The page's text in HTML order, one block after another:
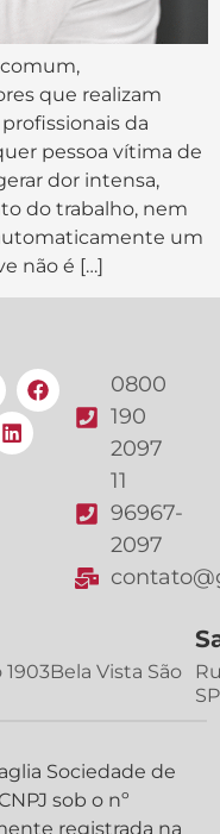
que realizam
da
pessoa vítima de
dor intensa,
do trabalho, nem
um
não é […]
0800
190
2097
11
96967-
2097
Vista São
Sociedade de
sob o nº
registrada na